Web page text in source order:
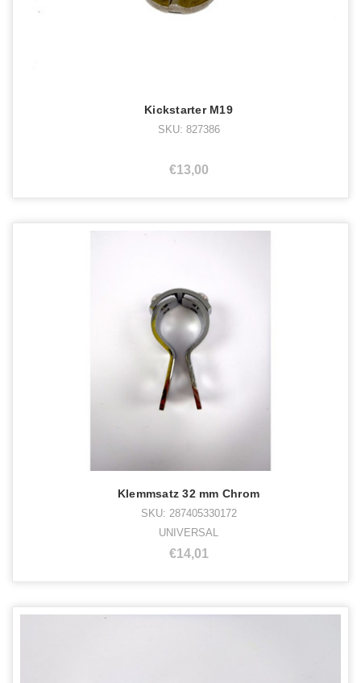
Kickstarter M19
SKU: 827386
€13,00
Klemmsatz 32 mm Chrom
SKU: 287405330172
UNIVERSAL
€14,01